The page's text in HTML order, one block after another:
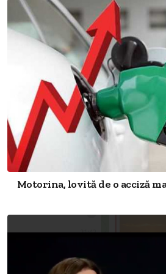
Motorina, lovită de o acciză